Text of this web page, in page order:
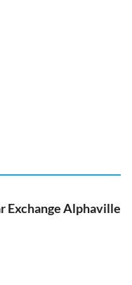
Exchange Alphaville